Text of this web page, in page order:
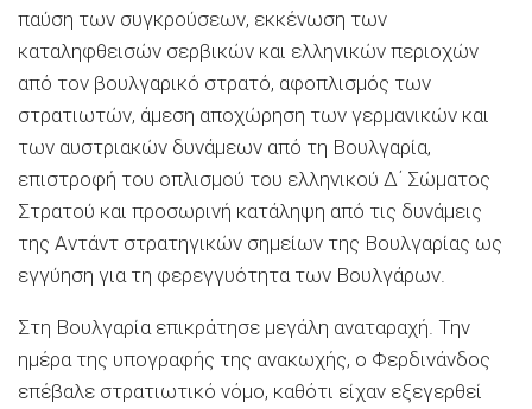
παύση των συγκρούσεων, εκκένωση των
καταληφθεισών σερβικών και ελληνικών περιοχών
από τον βουλγαρικό στρατό, αφοπλισμός των
στρατιωτών, άμεση αποχώρηση των γερμανικών και
των αυστριακών δυνάμεων από τη Βουλγαρία,
επιστροφή του οπλισμού του ελληνικού Δ΄ Σώματος
Στρατού και προσωρινή κατάληψη από τις δυνάμεις
της Αντάντ στρατηγικών σημείων της Βουλγαρίας ως
εγγύηση για τη φερεγγυότητα των Βουλγάρων.
Στη Βουλγαρία επικράτησε μεγάλη αναταραχή. Την
ημέρα της υπογραφής της ανακωχής, ο Φερδινάνδος
επέβαλε στρατιωτικό νόμο, καθότι είχαν εξεγερθεί